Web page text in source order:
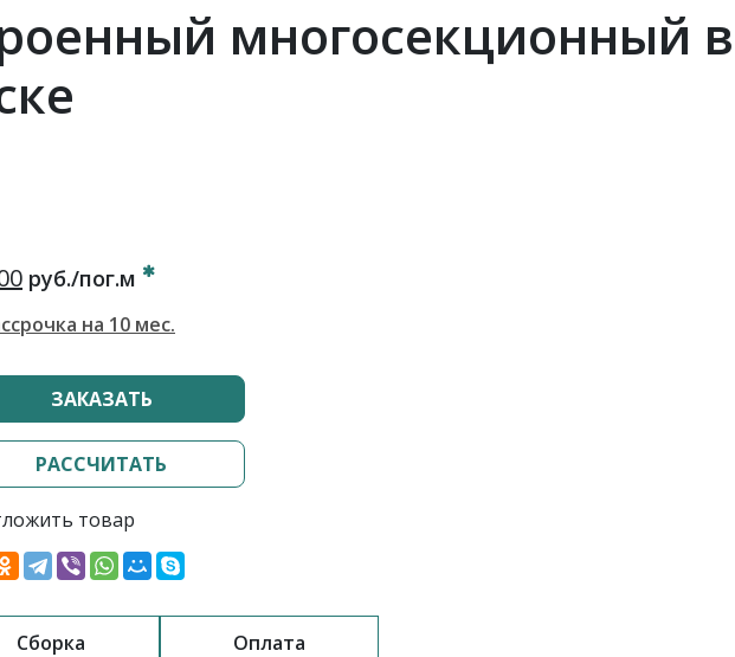
многосекционный в
руб./пог.м
на 10 мес.
ЗАКАЗАТЬ
РАССЧИТАТЬ
товар
Сборка Оплата